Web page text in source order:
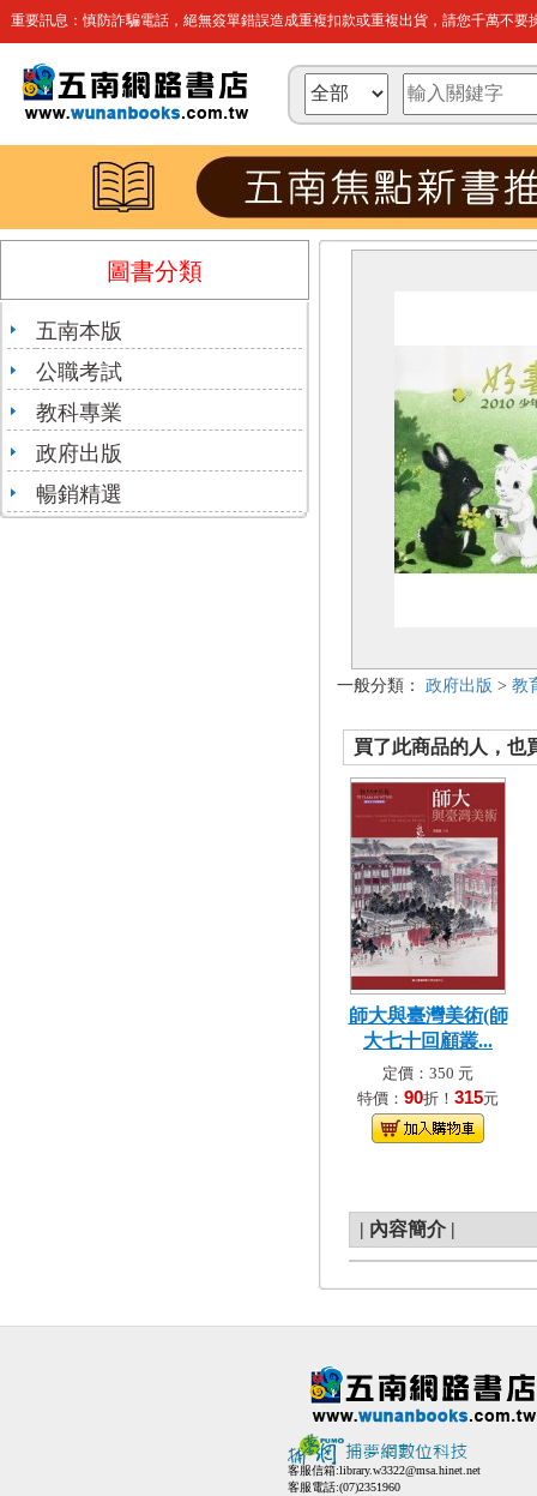
重要訊息：慎防詐騙電話，絕無簽單錯誤造成重複扣款或重複出貨，請您千萬不要
圖書分類
五南本版
公職考試
教科專業
政府出版
暢銷精選
一般分類： 政府出版 > 教
買了此商品的人，也
師大與臺灣美術(師
大七十回顧叢...
定價：350 元
特價： 90折！ 315元
| 內容簡介 |
客服信箱:library.w3322@msa.hinet.net
客服電話:(07)2351960